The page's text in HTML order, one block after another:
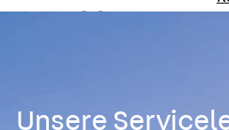
Unsere